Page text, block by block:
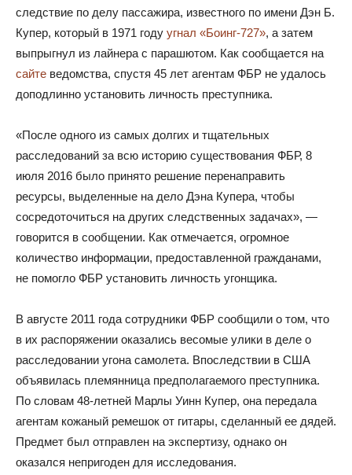
следствие по делу пассажира, известного по имени Дэн Б.
Купер, который в 1971 году угнал «Боинг-727», а затем
выпрыгнул из лайнера с парашютом. Как сообщается на
сайте ведомства, спустя 45 лет агентам ФБР не удалось
доподлинно установить личность преступника.
«После одного из самых долгих и тщательных
расследований за всю историю существования ФБР, 8
июля 2016 было принято решение перенаправить
ресурсы, выделенные на дело Дэна Купера, чтобы
сосредоточиться на других следственных задачах», —
говорится в сообщении. Как отмечается, огромное
количество информации, предоставленной гражданами,
не помогло ФБР установить личность угонщика.
В августе 2011 года сотрудники ФБР сообщили о том, что
в их распоряжении оказались весомые улики в деле о
расследовании угона самолета. Впоследствии в США
объявилась племянница предполагаемого преступника.
По словам 48-летней Марлы Уинн Купер, она передала
агентам кожаный ремешок от гитары, сделанный ее дядей.
Предмет был отправлен на экспертизу, однако он
оказался непригоден для исследования.